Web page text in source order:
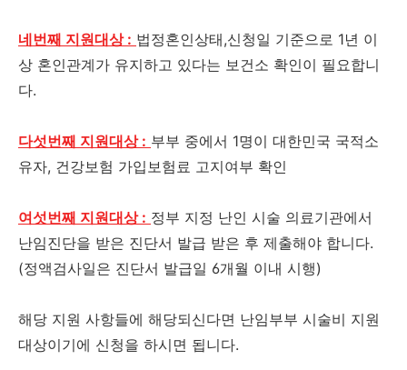
네번째 지원대상 : 법정혼인상태,신청일 기준으로 1년 이
상 혼인관계가 유지하고 있다는 보건소 확인이 필요합니
다.
다섯번째 지원대상 : 부부 중에서 1명이 대한민국 국적소
유자, 건강보험 가입보험료 고지여부 확인
여섯번째 지원대상 : 정부 지정 난인 시술 의료기관에서
난임진단을 받은 진단서 발급 받은 후 제출해야 합니다.
(정액검사일은 진단서 발급일 6개월 이내 시행)
해당 지원 사항들에 해당되신다면 난임부부 시술비 지원
대상이기에 신청을 하시면 됩니다.